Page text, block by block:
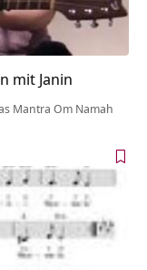
mit Janin
Mantra Om Namah